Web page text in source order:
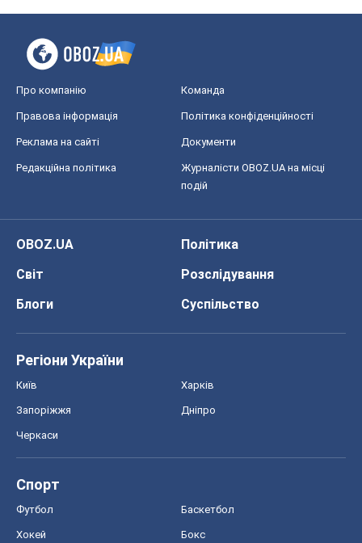
Про компанію Команда
Правова інформація Політика конфіденційності
Реклама на сайті Документи
Редакційна політика
Журналісти OBOZ.UA на місці
подій
OBOZ.UA
Політика
Світ
Розслідування
Блоги
Суспільство
Регіони України
Київ Харків
Запоріжжя Дніпро
Черкаси
Спорт
Футбол Баскетбол
Хокей Бокс